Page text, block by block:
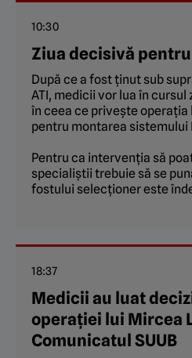
10:30
Ziua decisivă
După ce a fost ținut sub
ATI, medicii vor lua în
în ceea ce privește operația
pentru montarea sistemului
Pentru ca intervenția să
specialiștii trebuie să se
fostului selecționer este
18:37
Medicii au luat
operației lui Mircea
Comunicatul SUUB